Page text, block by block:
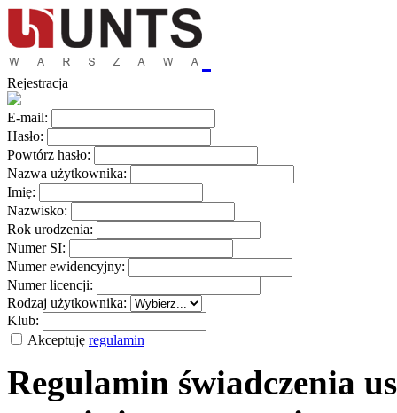
Rejestracja
E-mail:
Hasło:
Powtórz hasło:
Nazwa użytkownika:
Imię:
Nazwisko:
Rok urodzenia:
Numer SI:
Numer ewidencyjny:
Numer licencji:
Rodzaj użytkownika:
Klub:
Akceptuję regulamin
Regulamin świadczenia